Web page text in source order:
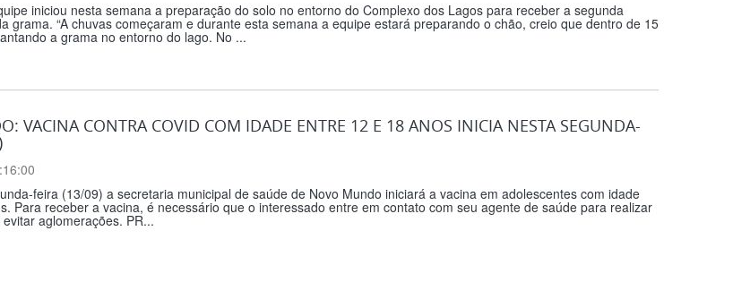
iniciou nesta semana a preparação do solo no entorno do Complexo dos Lagos para receber a segunda
grama. “A chuvas começaram e durante esta semana a equipe estará preparando o chão, creio que dentro de 15
a grama no entorno do lago. No ...
VACINA CONTRA COVID COM IDADE ENTRE 12 E 18 ANOS INICIA NESTA SEGUNDA-
feira (13/09) a secretaria municipal de saúde de Novo Mundo iniciará a vacina em adolescentes com idade
Para receber a vacina, é necessário que o interessado entre em contato com seu agente de saúde para realizar
aglomerações. PR...